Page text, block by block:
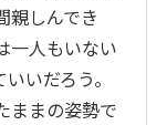
親しんでき
一人もいない
いだろう。
ままの姿勢で